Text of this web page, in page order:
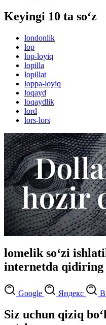
Keyingi 10 ta so‘z
londonlik
lop
lop-loyiq
lopilla
lopillat
loppa-loyiq
loqayd
loqaydlik
lord
lors-lors
lomelik so‘zi
internetda qidiring
Google Яндекс
Siz uchun qiziq